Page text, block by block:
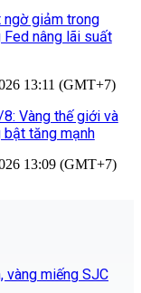
giảm trong
Fed nâng lãi suất
13:11 (GMT+7)
Vàng thế giới và
tăng mạnh
13:09 (GMT+7)
vàng miếng SJC